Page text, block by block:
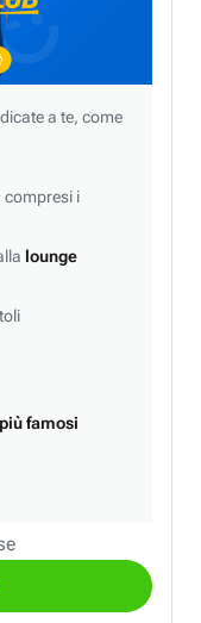
a te, come
compresi i
lounge
famosi